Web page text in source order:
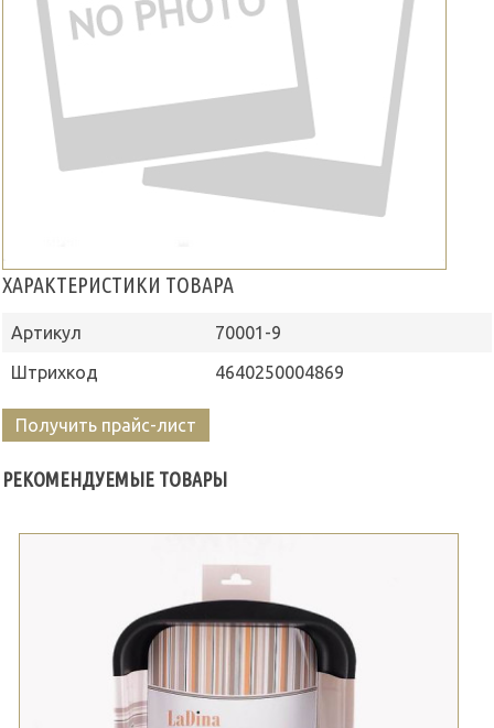
ХАРАКТЕРИСТИКИ ТОВАРА
Артикул
70001-9
Штрихкод
4640250004869
Получить прайс-лист
РЕКОМЕНДУЕМЫЕ ТОВАРЫ